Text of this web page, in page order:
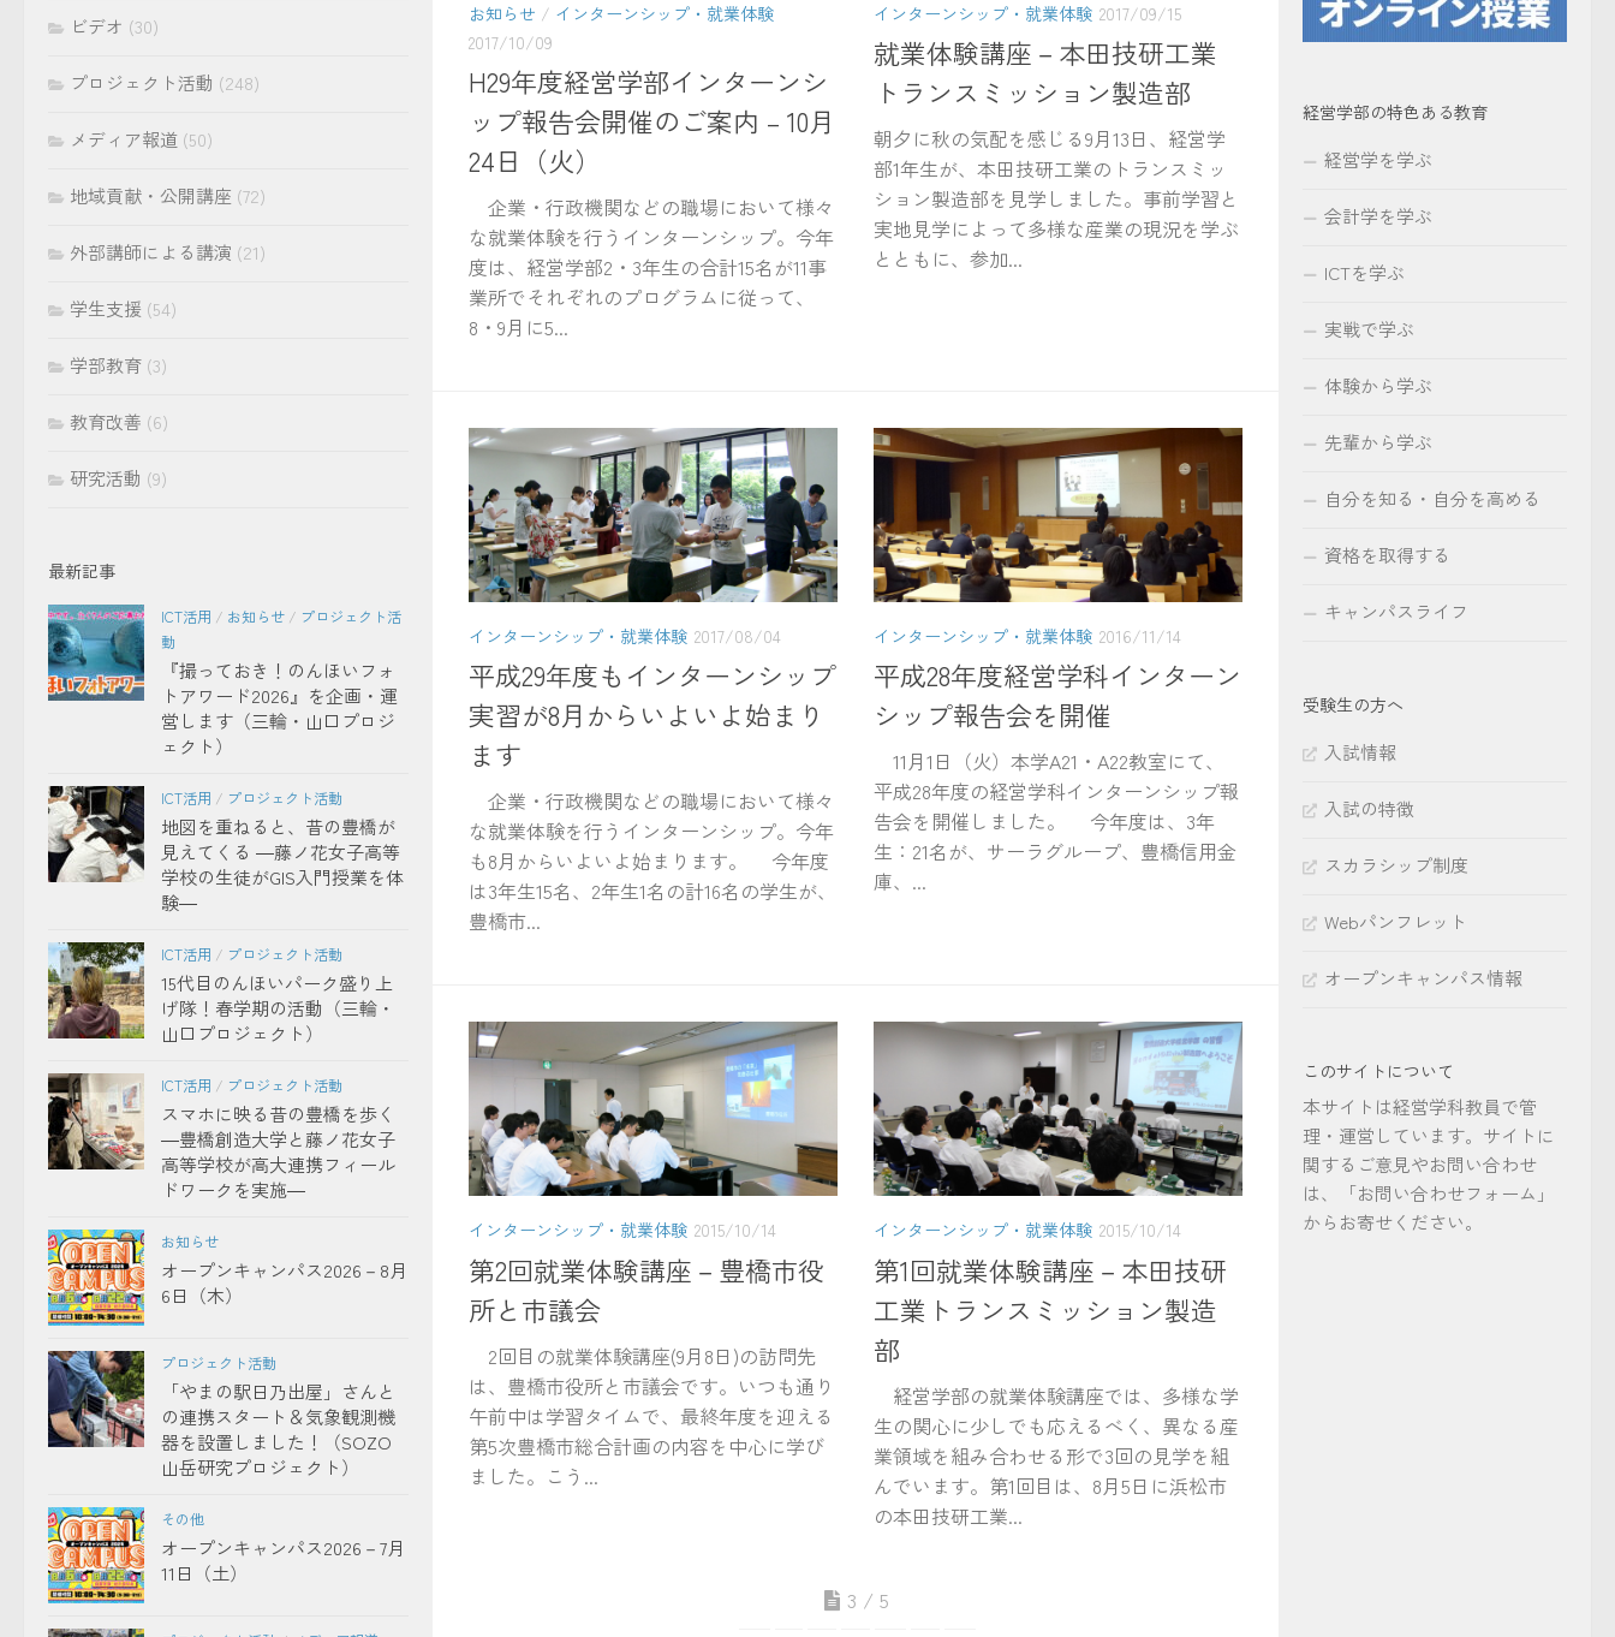
お知らせ / インターンシップ・就業体験
2017/10/09
H29年度経営学部インターンシ
ップ報告会開催のご案内 – 10月
24日（火）
企業・行政機関などの職場において様々
な就業体験を行うインターンシップ。今年
度は、経営学部2・3年生の合計15名が11事
業所でそれぞれのプログラムに従って、
8・9月に5...
インターンシップ・就業体験 2017/09/15
就業体験講座－本田技研工業
トランスミッション製造部
朝夕に秋の気配を感じる9月13日、経営学
部1年生が、本田技研工業のトランスミッ
ション製造部を見学しました。事前学習と
実地見学によって多様な産業の現況を学ぶ
とともに、参加...
インターンシップ・就業体験 2017/08/04
平成29年度もインターンシップ
実習が8月からいよいよ始まり
ます
企業・行政機関などの職場において様々
な就業体験を行うインターンシップ。今年
も8月からいよいよ始まります。 今年度
は3年生15名、2年生1名の計16名の学生が、
豊橋市...
インターンシップ・就業体験 2016/11/14
平成28年度経営学科インターン
シップ報告会を開催
11月1日（火）本学A21・A22教室にて、
平成28年度の経営学科インターンシップ報
告会を開催しました。 今年度は、3年
生：21名が、サーラグループ、豊橋信用金
庫、...
インターンシップ・就業体験 2015/10/14
第2回就業体験講座－豊橋市役
所と市議会
2回目の就業体験講座(9月8日)の訪問先
は、豊橋市役所と市議会です。いつも通り
午前中は学習タイムで、最終年度を迎える
第5次豊橋市総合計画の内容を中心に学び
ました。こう...
インターンシップ・就業体験 2015/10/14
第1回就業体験講座－本田技研
工業トランスミッション製造
部
経営学部の就業体験講座では、多様な学
生の関心に少しでも応えるべく、異なる産
業領域を組み合わせる形で3回の見学を組
んでいます。第1回目は、8月5日に浜松市
の本田技研工業...
3 / 5
ビデオ (30)
プロジェクト活動 (248)
メディア報道 (50)
地域貢献・公開講座 (72)
外部講師による講演 (21)
学生支援 (54)
学部教育 (3)
教育改善 (6)
研究活動 (9)
最新記事
ICT活用 / お知らせ / プロジェクト活
動
『撮っておき！のんほいフォ
トアワード2026』を企画・運
営します（三輪・山口プロジ
ェクト）
ICT活用 / プロジェクト活動
地図を重ねると、昔の豊橋が
見えてくる ―藤ノ花女子高等
学校の生徒がGIS入門授業を体
験―
ICT活用 / プロジェクト活動
15代目のんほいパーク盛り上
げ隊！春学期の活動（三輪・
山口プロジェクト）
ICT活用 / プロジェクト活動
スマホに映る昔の豊橋を歩く
―豊橋創造大学と藤ノ花女子
高等学校が高大連携フィール
ドワークを実施―
お知らせ
オープンキャンパス2026－8月
6日（木）
プロジェクト活動
「やまの駅日乃出屋」さんと
の連携スタート＆気象観測機
器を設置しました！（SOZO
山岳研究プロジェクト）
その他
オープンキャンパス2026－7月
11日（土）
経営学部の特色ある教育
経営学を学ぶ
会計学を学ぶ
ICTを学ぶ
実戦で学ぶ
体験から学ぶ
先輩から学ぶ
自分を知る・自分を高める
資格を取得する
キャンパスライフ
受験生の方へ
入試情報
入試の特徴
スカラシップ制度
Webパンフレット
オープンキャンパス情報
このサイトについて
本サイトは経営学科教員で管
理・運営しています。サイトに
関するご意見やお問い合わせ
は、「お問い合わせフォーム」
からお寄せください。